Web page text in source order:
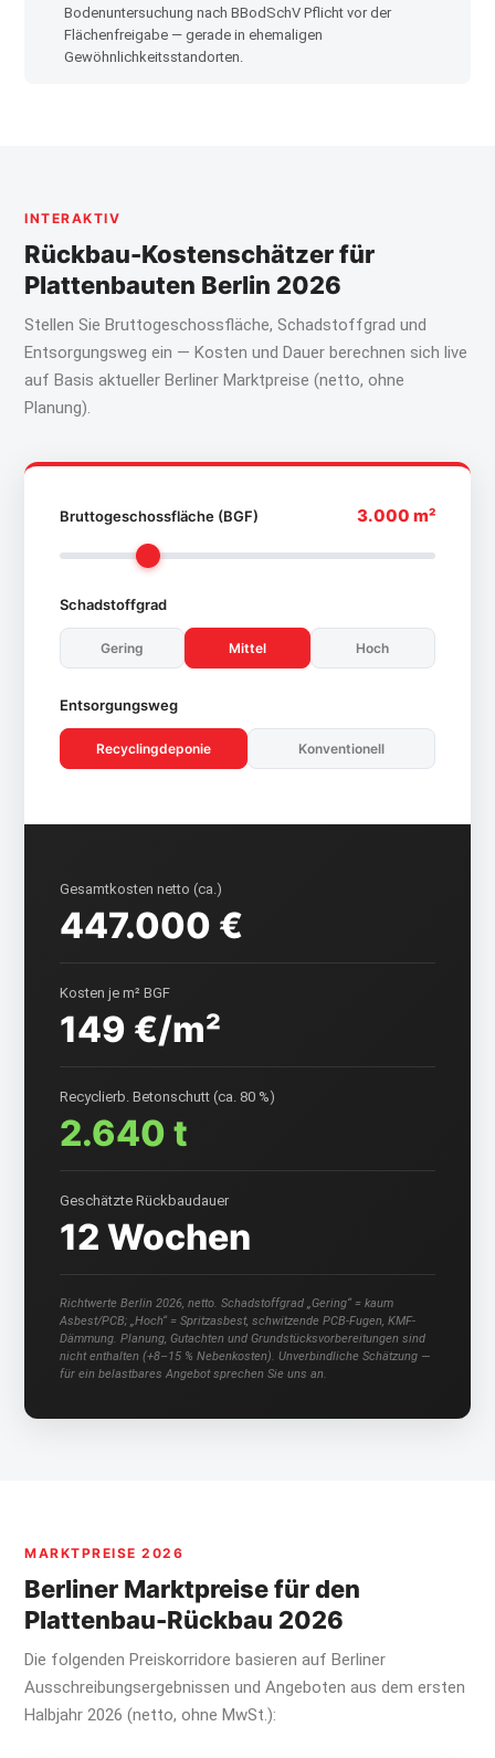
Bodenuntersuchung nach BBodSchV Pflicht vor der
Flächenfreigabe — gerade in ehemaligen
Gewöhnlichkeitsstandorten.
INTERAKTIV
Rückbau-Kostenschätzer für
Plattenbauten Berlin 2026
Stellen Sie Bruttogeschossfläche, Schadstoffgrad und
Entsorgungsweg ein — Kosten und Dauer berechnen sich live
auf Basis aktueller Berliner Marktpreise (netto, ohne
Planung).
Bruttogeschossfläche (BGF) 3.000 m²
Schadstoffgrad
Gering Mittel Hoch
Entsorgungsweg
Recyclingdeponie Konventionell
Gesamtkosten netto (ca.)
447.000 €
Kosten je m² BGF
149 €/m²
Recyclierb. Betonschutt (ca. 80 %)
2.640 t
Geschätzte Rückbaudauer
12 Wochen
Richtwerte Berlin 2026, netto. Schadstoffgrad „Gering“ = kaum
Asbest/PCB; „Hoch“ = Spritzasbest, schwitzende PCB-Fugen, KMF-
Dämmung. Planung, Gutachten und Grundstücksvorbereitungen sind
nicht enthalten (+8–15 % Nebenkosten). Unverbindliche Schätzung —
für ein belastbares Angebot sprechen Sie uns an.
MARKTPREISE 2026
Berliner Marktpreise für den
Plattenbau-Rückbau 2026
Die folgenden Preiskorridore basieren auf Berliner
Ausschreibungsergebnissen und Angeboten aus dem ersten
Halbjahr 2026 (netto, ohne MwSt.):